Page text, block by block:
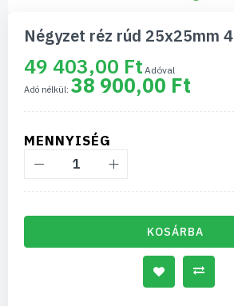
képgaléria
elejére
Négyzet réz rúd 25x25mm
49 403,00 Ft
38 900,00 Ft
MENNYISÉG
KOSÁRBA